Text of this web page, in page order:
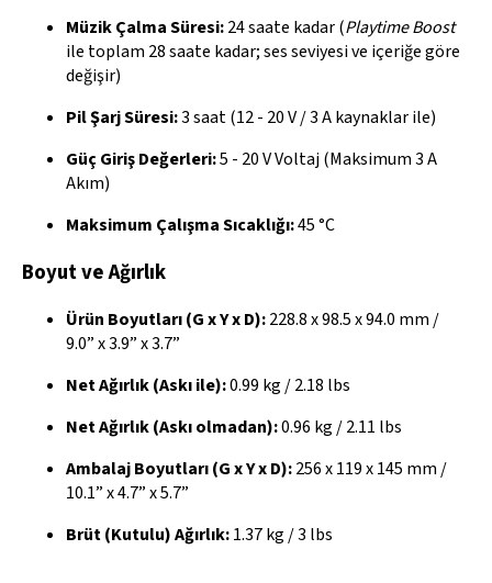
Müzik Çalma Süresi:24 saate kadar (Playtime Boost
ile toplam 28 saate kadar; ses seviyesi ve içeriğe göre
değişir)
Pil Şarj Süresi:3 saat (12 - 20 V / 3 A kaynaklar ile)
Güç Giriş Değerleri:5 - 20 V Voltaj (Maksimum 3 A
Akım)
Maksimum Çalışma Sıcaklığı:45 °C
Boyut ve Ağırlık
Ürün Boyutları (G x Y x D):228.8 x 98.5 x 94.0 mm /
9.0” x 3.9” x 3.7”
Net Ağırlık (Askı ile):0.99 kg / 2.18 lbs
Net Ağırlık (Askı olmadan):0.96 kg / 2.11 lbs
Ambalaj Boyutları (G x Y x D):256 x 119 x 145 mm /
10.1” x 4.7” x 5.7”
Brüt (Kutulu) Ağırlık:1.37 kg / 3 lbs